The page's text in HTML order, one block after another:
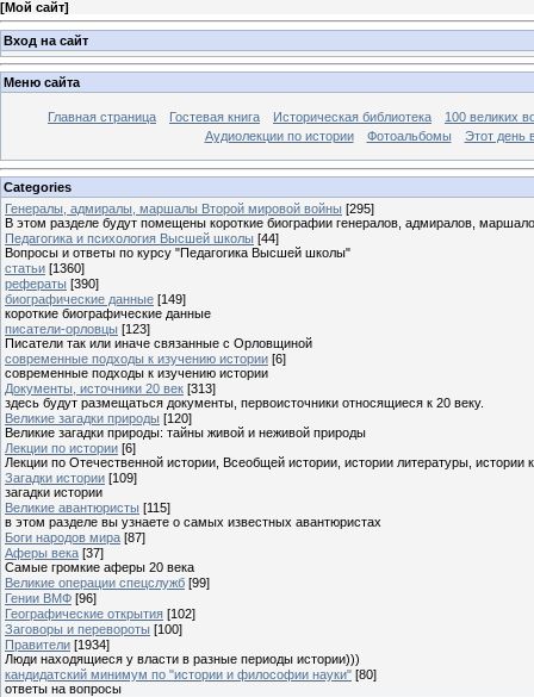
[Мой сайт]
Вход на сайт
Меню сайта
Главная страница Гостевая книга Историческая библиотека
100 великих
Аудиолекции по истории
Фотоальбомы Этот день
Categories
Генералы, адмиралы, маршалы Второй мировой войны [295]
В этом разделе будут помещены короткие биографии генералов, адмиралов,
Педагогика и психология Высшей школы [44]
Вопросы и ответы по курсу "Педагогика Высшей школы"
статьи [1360]
рефераты [390]
биографические данные [149]
короткие биографические данные
писатели-орловцы [123]
Писатели так или иначе связанные с Орловщиной
современные подходы к изучению истории [6]
современные подходы к изучению истории
Документы, источники 20 век [313]
здесь будут размещаться документы, первоисточники относящиеся к 20 веку.
Великие загадки природы [120]
Великие загадки природы: тайны живой и неживой природы
Лекции по истории [6]
Лекции по Отечественной истории, Всеобщей истории, истории литературы, истории
Загадки истории [109]
загадки истории
Великие авантюристы [115]
в этом разделе вы узнаете о самых известных авантюристах
Боги народов мира [87]
Аферы века [37]
Самые громкие аферы 20 века
Великие операции спецслужб [99]
Гении ВМФ [96]
Географические открытия [102]
Заговоры и перевороты [100]
Правители [1934]
Люди находящиеся у власти в разные периоды истории)))
кандидатский минимум по "истории и философии науки" [80]
ответы на вопросы